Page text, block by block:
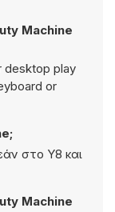
Machine
desktop play
or
στο Y8 και
Machine